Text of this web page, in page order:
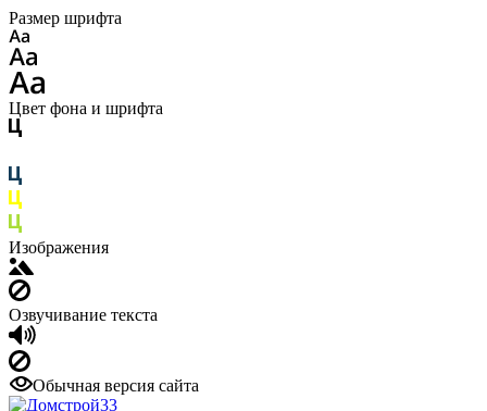
Размер шрифта
Цвет фона и шрифта
Изображения
Озвучивание текста
Обычная версия сайта